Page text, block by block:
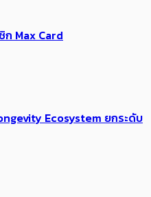
Max Card
Ecosystem ยกระดับ